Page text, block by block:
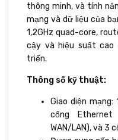
thông minh, và tính
mạng và dữ liệu của
1,2GHz quad-core,
cậy và hiệu suất cao
triển.
Thông số kỹ thuật:
Giao diện mạng:
cổng
WAN/LAN), và 3